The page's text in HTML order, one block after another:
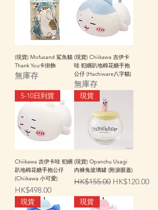
(現貨) Mofusand 鯊魚貓
Thank You卡掛飾
無庫存
(現貨) Chiikawa 吉伊卡
哇 犯睏趴地棉花糖手抱
公仔 (Hachiware八字貓)
無庫存
5-10日到貨
Chiikawa 吉伊卡哇 犯睏
趴地棉花糖手抱公仔
(Chiikawa 小可愛)
價格
HK$498.00
現貨
(現貨) Opanchu Usagi
內褲兔玻璃罐 (附淚眼蓋)
一般價格
HK$155.00 促銷價格
HK$120.00
現貨 現貨